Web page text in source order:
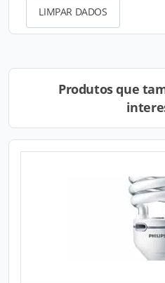
LIMPAR DADOS
Produtos que